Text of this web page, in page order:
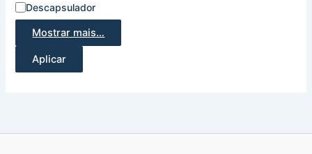
Descapsulador
Mostrar mais…
Aplicar